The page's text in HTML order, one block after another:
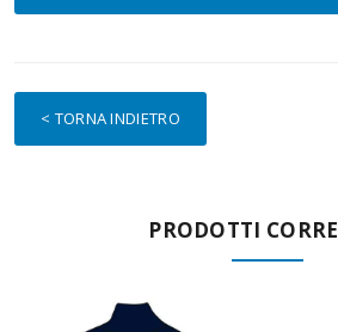
< TORNA INDIETRO
PRODOTTI